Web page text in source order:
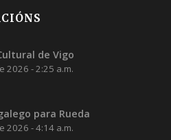
de Vigo
2026 - 2:25 a.m.
para Rueda
2026 - 4:14 a.m.